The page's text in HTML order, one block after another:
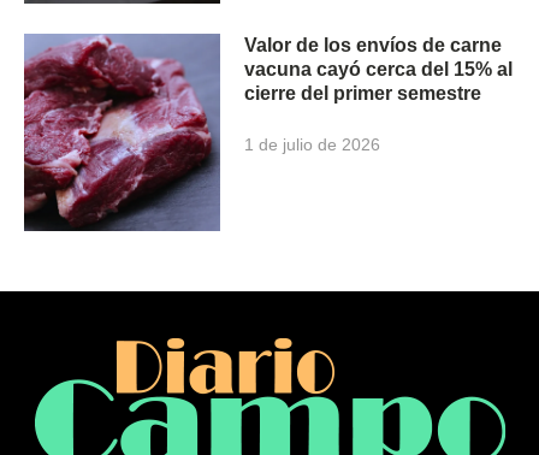
Valor de los envíos de carne
vacuna cayó cerca del 15% al
cierre del primer semestre
1 de julio de 2026